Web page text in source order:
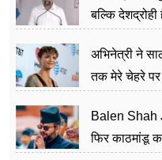
बल्कि
अभिनेत्री ने
तक मेरे चेहरे पर
Balen Shah
फिर काठमांडू